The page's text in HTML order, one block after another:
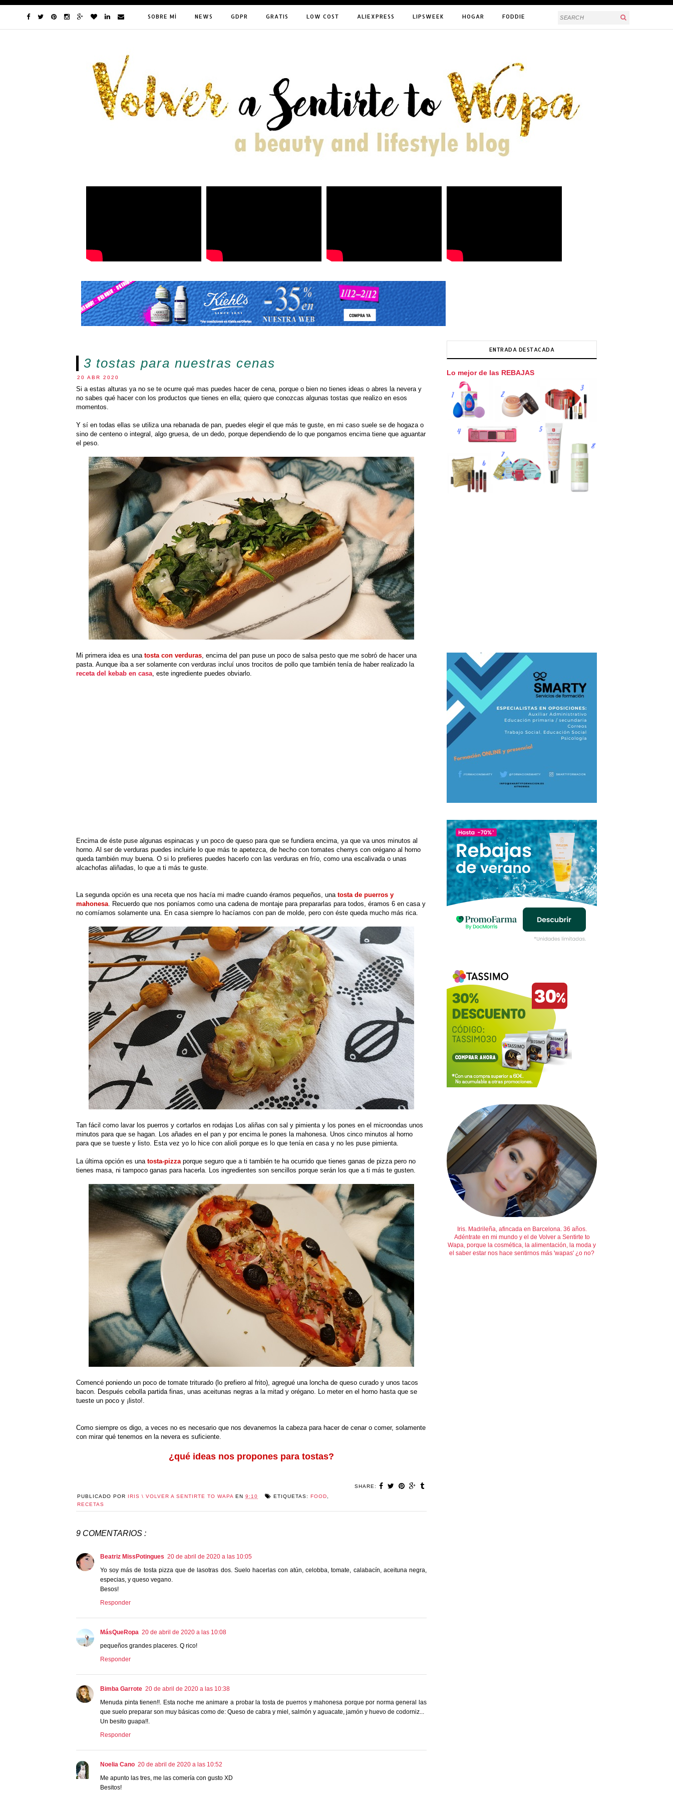
SOBRE MÍ NEWS GDPR GRATIS LOW COST ALIEXPRESS LIPSWEEK HOGAR FODDIE
3 tostas para nuestras cenas
20 ABR 2020
Si a estas alturas ya no se te ocurre qué mas puedes hacer de cena, porque o bien no tienes ideas o abres la nevera y
no sabes qué hacer con los productos que tienes en ella; quiero que conozcas algunas tostas que realizo en esos
momentos.
Y sí en todas ellas se utiliza una rebanada de pan, puedes elegir el que más te guste, en mi caso suele se de hogaza o
sino de centeno o integral, algo gruesa, de un dedo, porque dependiendo de lo que pongamos encima tiene que aguantar
el peso.
Mi primera idea es una tosta con verduras, encima del pan puse un poco de salsa pesto que me sobró de hacer una
pasta. Aunque iba a ser solamente con verduras incluí unos trocitos de pollo que también tenía de haber realizado la
receta del kebab en casa, este ingrediente puedes obviarlo.
Encima de éste puse algunas espinacas y un poco de queso para que se fundiera encima, ya que va unos minutos al
horno. Al ser de verduras puedes incluirle lo que más te apetezca, de hecho con tomates cherrys con orégano al horno
queda también muy buena. O si lo prefieres puedes hacerlo con las verduras en frío, como una escalivada o unas
alcachofas aliñadas, lo que a ti más te guste.
La segunda opción es una receta que nos hacía mi madre cuando éramos pequeños, una tosta de puerros y
mahonesa. Recuerdo que nos poníamos como una cadena de montaje para prepararlas para todos, éramos 6 en casa y
no comíamos solamente una. En casa siempre lo hacíamos con pan de molde, pero con éste queda mucho más rica.
Tan fácil como lavar los puerros y cortarlos en rodajas Los aliñas con sal y pimienta y los pones en el microondas unos
minutos para que se hagan. Los añades en el pan y por encima le pones la mahonesa. Unos cinco minutos al horno
para que se tueste y listo. Esta vez yo lo hice con alioli porque es lo que tenía en casa y no les puse pimienta.
La última opción es una tosta-pizzaporque seguro que a ti también te ha ocurrido que tienes ganas de pizza pero no
tienes masa, ni tampoco ganas para hacerla. Los ingredientes son sencillos porque serán los que a ti más te gusten.
Comencé poniendo un poco de tomate triturado (lo prefiero al frito), agregué una loncha de queso curado y unos tacos
bacon. Después cebolla partida finas, unas aceitunas negras a la mitad y orégano. Lo meter en el horno hasta que se
tueste un poco y ¡listo!.
Como siempre os digo, a veces no es necesario que nos devanemos la cabeza para hacer de cenar o comer, solamente
con mirar qué tenemos en la nevera es suficiente.
¿qué ideas nos propones para tostas?
SHARE:
PUBLICADO POR IRIS \ VOLVER A SENTIRTE TO WAPA EN 9:10 ETIQUETAS: FOOD
RECETAS
9 COMENTARIOS :
Beatriz MissPotingues 20 de abril de 2020 a las 10:05
Yo soy más de tosta pizza que de lasotras dos. Suelo hacerlas con atún, celobba, tomate, calabacín, aceituna negra,
especias, y queso vegano.
Besos!
Responder
MásQueRopa 20 de abril de 2020 a las 10:08
pequeños grandes placeres. Q rico!
Responder
Bimba Garrote 20 de abril de 2020 a las 10:38
Menuda pinta tienen!!. Esta noche me animare a probar la tosta de puerros y mahonesa porque por norma general las
que suelo preparar son muy básicas como de: Queso de cabra y miel, salmón y aguacate, jamón y huevo de codorniz...
Un besito guapa!!.
Responder
Noelia Cano 20 de abril de 2020 a las 10:52
Me apunto las tres, me las comería con gusto XD
Besitos!
ENTRADA DESTACADA
Lo mejor de las REBAJAS
Iris. Madrileña, afincada en Barcelona. 36 años.
Adéntrate en mi mundo y el de Volver a Sentirte to
Wapa, porque la cosmética, la alimentación, la moda y
el saber estar nos hace sentirnos más 'wapas' ¿o no?